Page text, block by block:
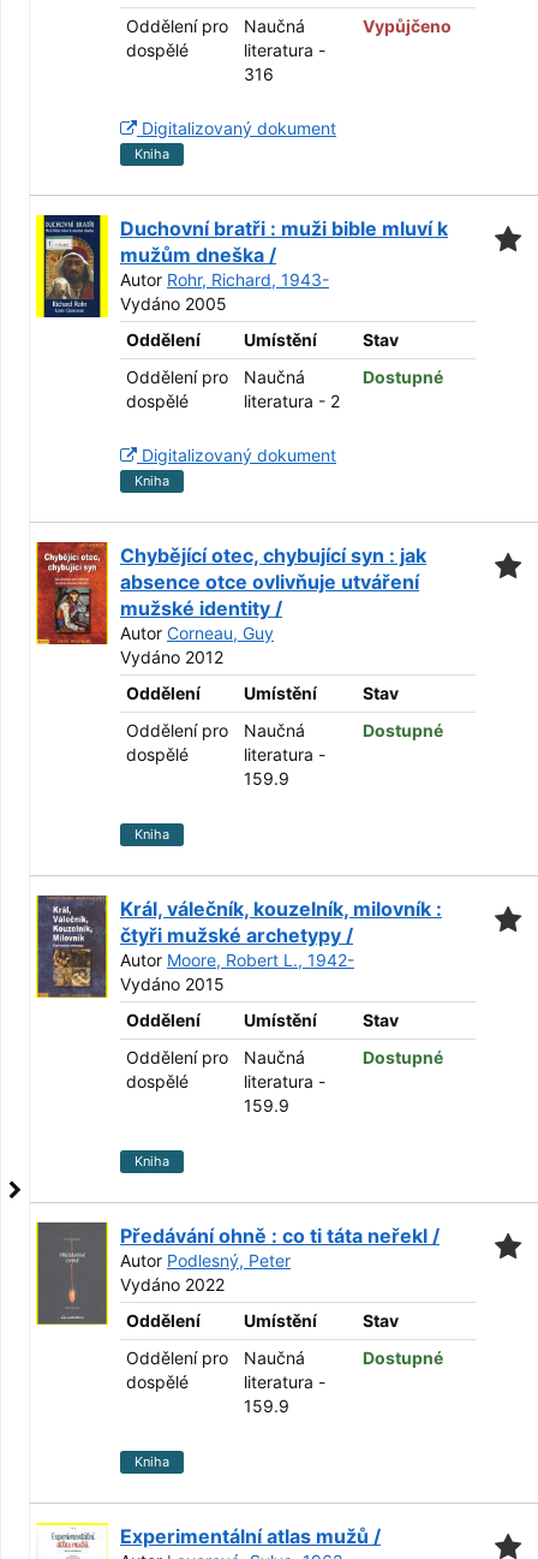
Oddělení pro
dospělé
Naučná
literatura -
316
Vypůjčeno
Digitalizovaný dokument
Kniha
Duchovní bratři : muži bible mluví k
mužům dneška /
Autor Rohr, Richard, 1943-
Vydáno 2005
Oddělení
Umístění
Stav
Oddělení pro
dospělé
Naučná
literatura - 2
Dostupné
Digitalizovaný dokument
Kniha
Chybějící otec, chybující syn : jak
absence otce ovlivňuje utváření
mužské identity /
Autor Corneau, Guy
Vydáno 2012
Oddělení
Umístění
Stav
Oddělení pro
dospělé
Naučná
literatura -
159.9
Dostupné
Kniha
Král, válečník, kouzelník, milovník :
čtyři mužské archetypy /
Autor Moore, Robert L., 1942-
Vydáno 2015
Oddělení
Umístění
Stav
Oddělení pro
dospělé
Naučná
literatura -
159.9
Dostupné
Kniha
Předávání ohně : co ti táta neřekl /
Autor Podlesný, Peter
Vydáno 2022
Oddělení
Umístění
Stav
Oddělení pro
dospělé
Naučná
literatura -
159.9
Dostupné
Kniha
Experimentální atlas mužů /